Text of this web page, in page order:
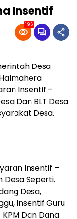
Insentif
196
Desa
Insentif –
Dan BLT Desa
Desa.
Insentif –
Desa Seperti.
Desa,
Insentif Guru
Dan Dana